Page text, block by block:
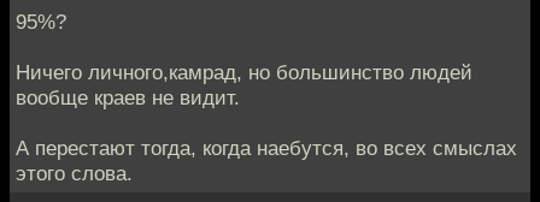
95%?
Ничего личного,камрад, но большинство людей
вообще краев не видит.
А перестают тогда, когда наебутся, во всех смыслах
этого слова.